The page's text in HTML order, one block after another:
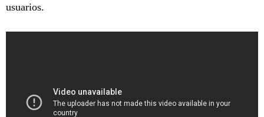
usuarios.